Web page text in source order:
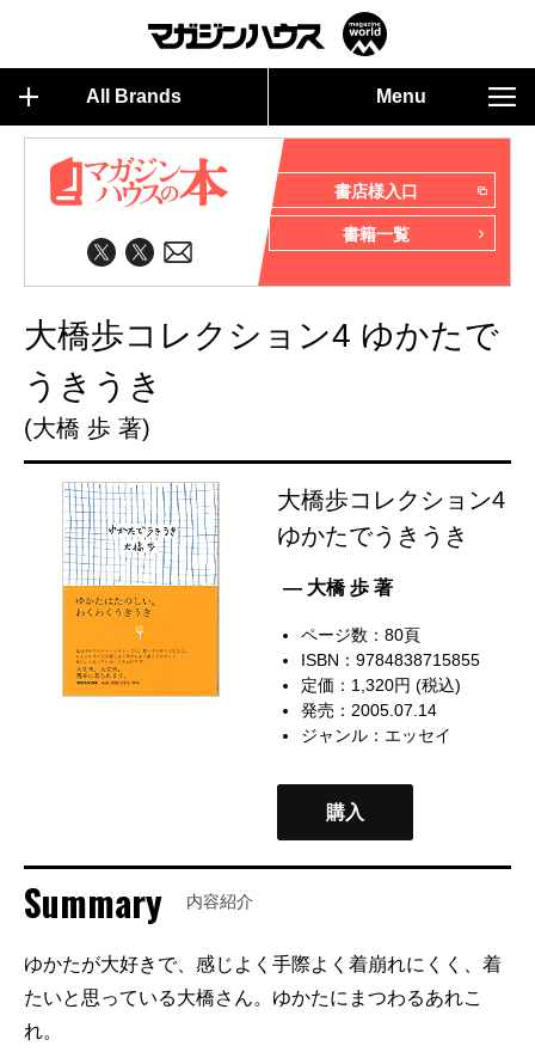
All Brands Menu
書店様入口
書籍一覧
大橋歩コレクション4 ゆかたで
うきうき
(大橋 歩 著)
大橋歩コレクション4
ゆかたでうきうき
— 大橋 歩 著
ページ数：80頁
ISBN：9784838715855
定価：1,320円 (税込)
発売：2005.07.14
ジャンル： エッセイ
購入
Summary 内容紹介
ゆかたが大好きで、感じよく手際よく着崩れにくく、着
たいと思っている大橋さん。ゆかたにまつわるあれこ
れ。